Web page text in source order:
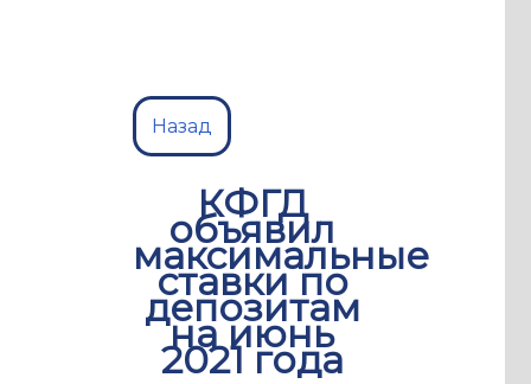
Назад
КФГД
объявил
максимальные
ставки по
депозитам
на июнь
2021 года